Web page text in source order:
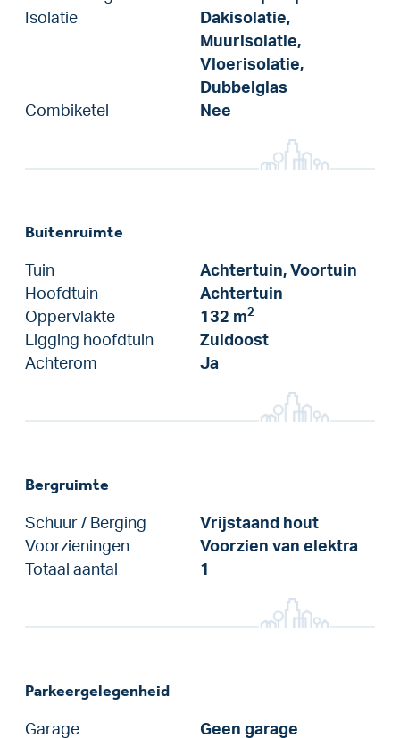
Isolatie
Dakisolatie,
Muurisolatie,
Vloerisolatie,
Dubbelglas
Combiketel
Nee
Buitenruimte
Tuin
Achtertuin, Voortuin
Hoofdtuin
Achtertuin
Oppervlakte
132 m2
Ligging hoofdtuin
Zuidoost
Achterom
Ja
Bergruimte
Schuur / Berging
Vrijstaand hout
Voorzieningen
Voorzien van elektra
Totaal aantal
1
Parkeergelegenheid
Garage Geen garage